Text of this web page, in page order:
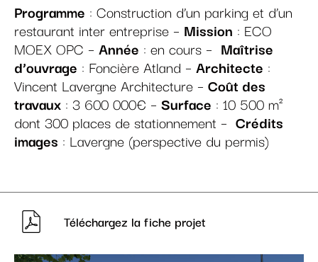
Programme : Construction d’un parking et d’un
restaurant inter entreprise – Mission : ECO
MOEX OPC – Année : en cours – Maîtrise
d’ouvrage : Foncière Atland – Architecte :
Vincent Lavergne Architecture – Coût des
travaux : 3 600 000€ – Surface : 10 500 m²
dont 300 places de stationnement – Crédits
images : Lavergne (perspective du permis)
Téléchargez la fiche projet